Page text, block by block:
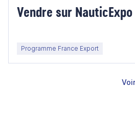
Vendre sur
Programme France Export